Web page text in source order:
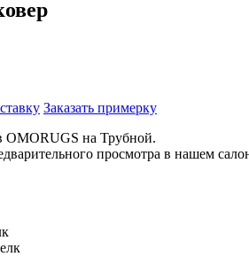
Заказать примерку
OMORUGS на Трубной.
просмотра в нашем